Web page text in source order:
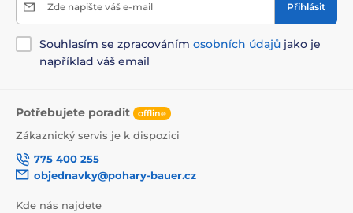
Zde napište váš e-mail Přihlásit
Souhlasím se zpracováním osobních údajů jako je
například váš email
Potřebujete poradit offline
Zákaznický servis je k dispozici
775 400 255
objednavky@pohary-bauer.cz
Kde nás najdete